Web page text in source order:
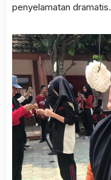
penyelamatan dramatis.